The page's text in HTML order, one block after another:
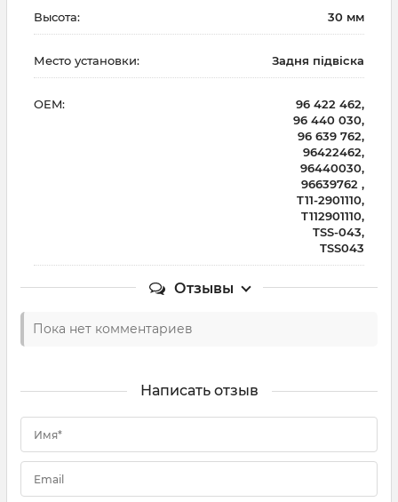
Высота: 30 мм
Место установки: Задня підвіска
OEM:
96 422 462,
96 440 030,
96 639 762,
96422462,
96440030,
96639762 ,
T11-2901110,
T112901110,
TSS-043,
TSS043
Отзывы
Пока нет комментариев
Написать отзыв
Имя*
Email